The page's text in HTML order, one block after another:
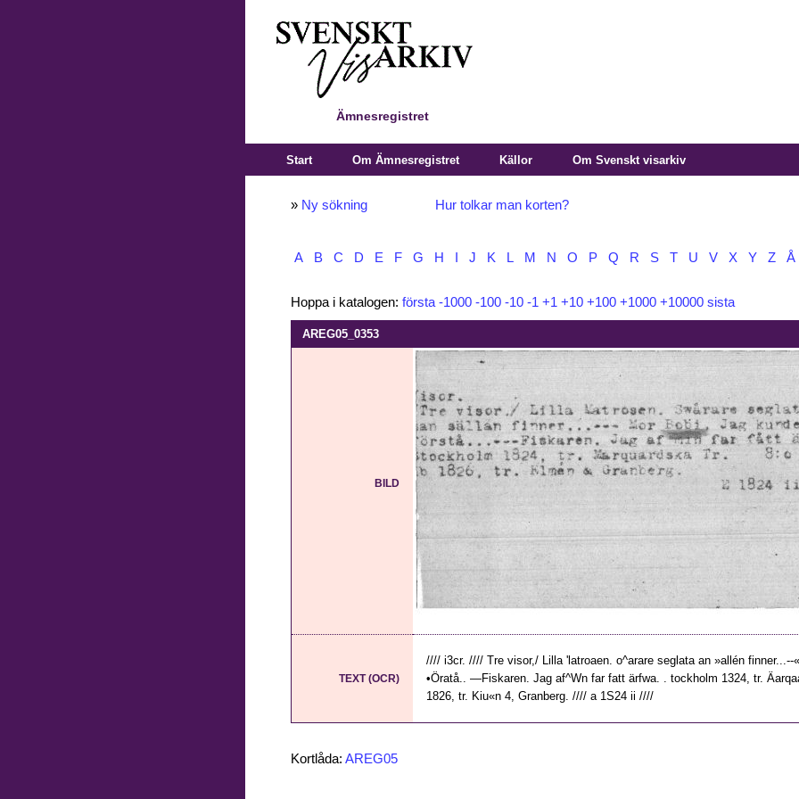
Ämnesregistret
Start Om Ämnesregistret Källor Om Svenskt visarkiv
» Ny sökning Hur tolkar man korten?
A B C D E F G H J K L M N O P Q R S T U V X Y Z Å
Hoppa i katalogen: första -1000 -100 -10 -1 +1 +10 +100 +1000 +10000 sista
AREG05_0353
BILD
TEXT (OCR)
//// i3cr. //// Tre visor,/ Lilla 'latroaen. o^arare seglata an »allén finner...--
•Öratå.. —Fiskaren. Jag af^Wn far fatt ärfwa. . tockholm 1324, tr.
1826, tr. Kiu«n 4, Granberg. //// a 1S24 ii ////
Kortlåda: AREG05